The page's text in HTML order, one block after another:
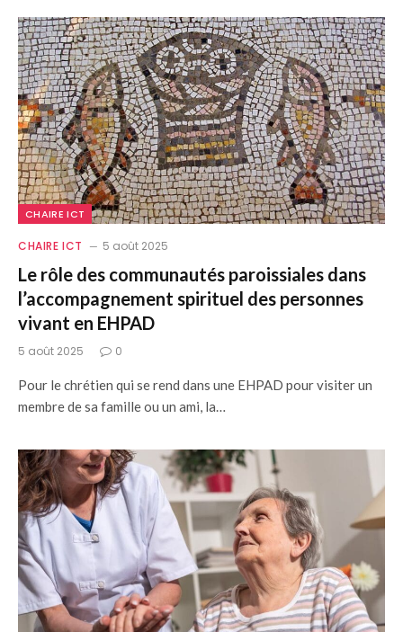
CHAIRE ICT
CHAIRE ICT 5 août 2025
Le rôle des communautés paroissiales dans
l’accompagnement spirituel des personnes
vivant en EHPAD
5 août 2025 0
Pour le chrétien qui se rend dans une EHPAD pour visiter un
membre de sa famille ou un ami, la…